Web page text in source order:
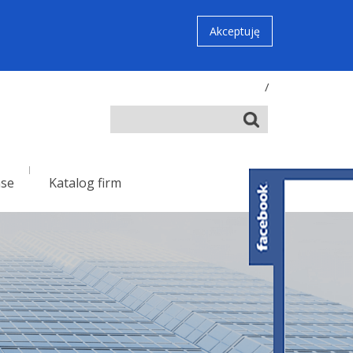
Akceptuję
/
Katalog firm